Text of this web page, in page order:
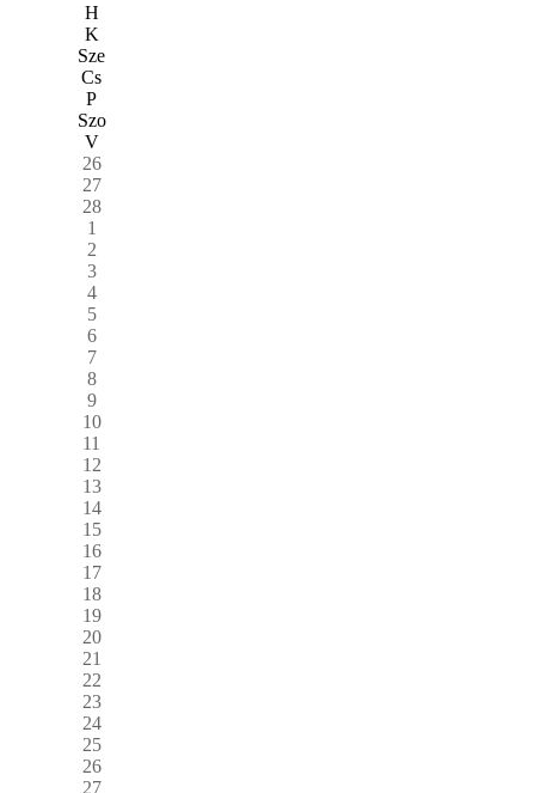
H
K
Sze
Cs
P
Szo
V
26
27
28
1
2
3
4
5
6
7
8
9
10
11
12
13
14
15
16
17
18
19
20
21
22
23
24
25
26
27